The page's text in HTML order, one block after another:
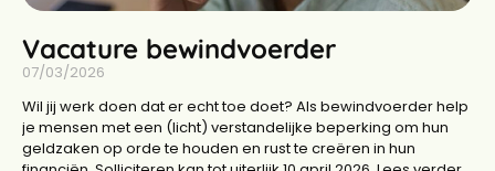
Vacature bewindvoerder
07/03/2026
Wil jij werk doen dat er echt toe doet? Als bewindvoerder help
je mensen met een (licht) verstandelijke beperking om hun
geldzaken op orde te houden en rust te creëren in hun